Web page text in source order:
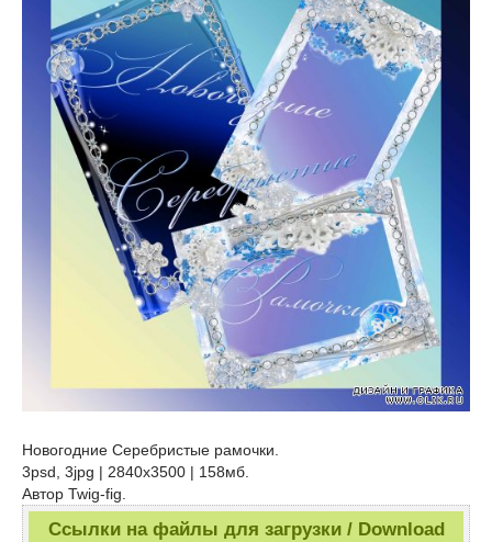
Новогодние Серебристые рамочки.
3psd, 3jpg | 2840x3500 | 158мб.
Автор Twig-fig.
Ссылки на файлы для загрузки / Download